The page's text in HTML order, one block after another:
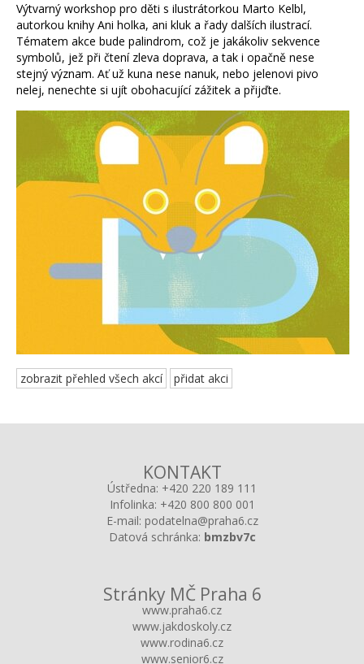
Výtvarný workshop pro děti s ilustrátorkou Marto Kelbl,
autorkou knihy Ani holka, ani kluk a řady dalších ilustrací.
Tématem akce bude palindrom, což je jakákoliv sekvence
symbolů, jež při čtení zleva doprava, a tak i opačně nese
stejný význam. Ať už kuna nese nanuk, nebo jelenovi pivo
nelej, nenechte si ujít obohacující zážitek a přijďte.
zobrazit přehled všech akcí přidat akci
KONTAKT
Ústředna: +420 220 189 111
Infolinka: +420 800 800 001
E-mail: podatelna@praha6.cz
Datová schránka: bmzbv7c
Stránky MČ Praha 6
www.praha6.cz
www.jakdoskoly.cz
www.rodina6.cz
www.senior6.cz